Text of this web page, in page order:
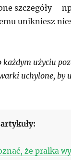
szczegóły –
unikniesz
każdym użyciu
uchylone, by
że pralka